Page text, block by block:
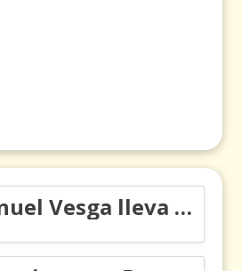
Carlos Manuel Vesga lleva el nombre de Colombia a los Emmy